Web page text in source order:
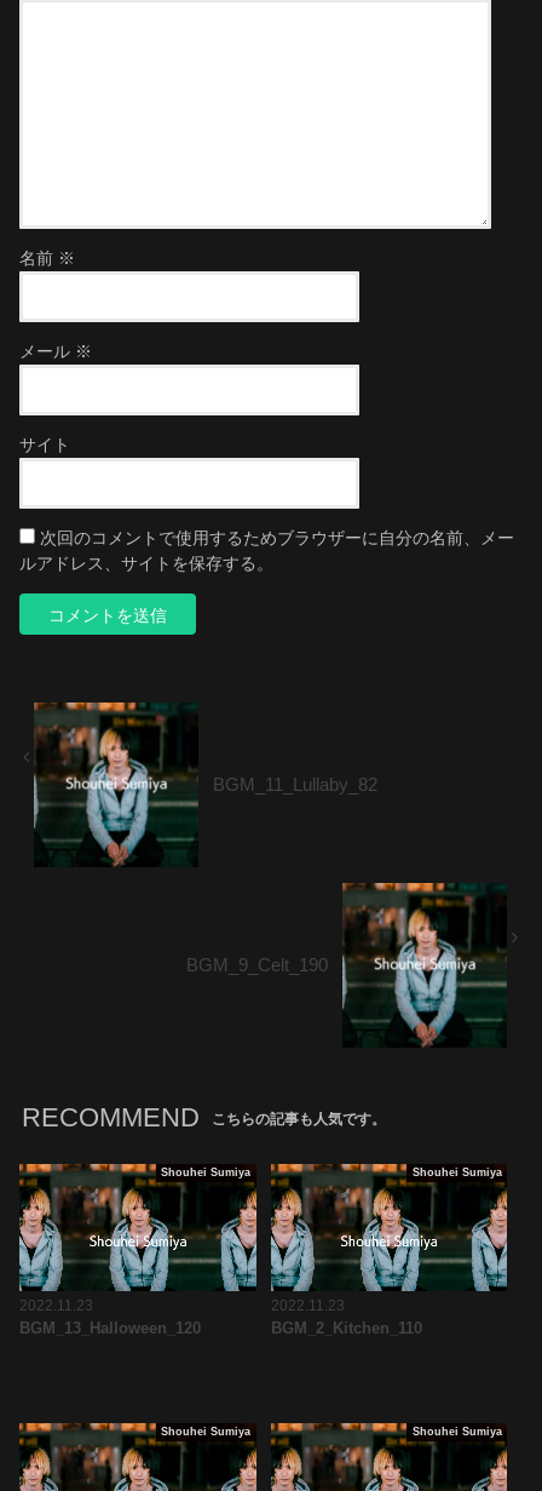
名前 ※
メール ※
サイト
次回のコメントで使用するためブラウザーに自分の名前、メー
ルアドレス、サイトを保存する。
BGM_11_Lullaby_82
BGM_9_Celt_190
RECOMMEND こちらの記事も人気です。
Shouhei Sumiya
2022.11.23
BGM_13_Halloween_120
Shouhei Sumiya
2022.11.23
BGM_2_Kitchen_110
Shouhei Sumiya Shouhei Sumiya